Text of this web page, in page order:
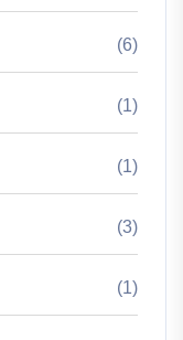
(6)
(1)
(1)
(3)
(1)